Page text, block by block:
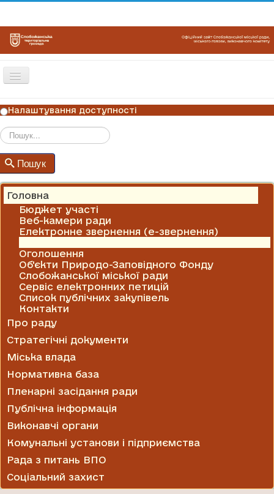
Перемикач
ГОЛОВНА
НОВИНИ
ОГОЛОШЕННЯ
ГРАФІКИ ПРИЙОМУ
КОНТАКТИ
Налаштування доступності
Пошук
Головна
Бюджет участі
Веб-камери ради
Електронне звернення (е-звернення)
Оголошення
Об'єкти Природо-Заповідного Фонду
Слобожанської міської ради
Сервіс електронних петицій
Список публічних закупівель
Контакти
Про раду
Стратегічні документи
Міська влада
Нормативна база
Пленарні засідання ради
Публічна інформація
Виконавчі органи
Комунальні установи і підприємства
Рада з питань ВПО
Соціальний захист